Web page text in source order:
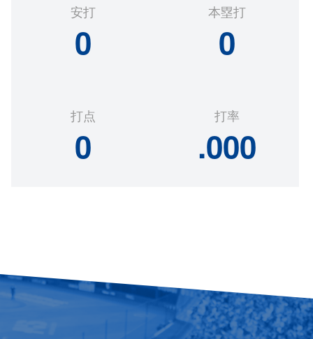
安打
0
本塁打
0
打点
0
打率
.000